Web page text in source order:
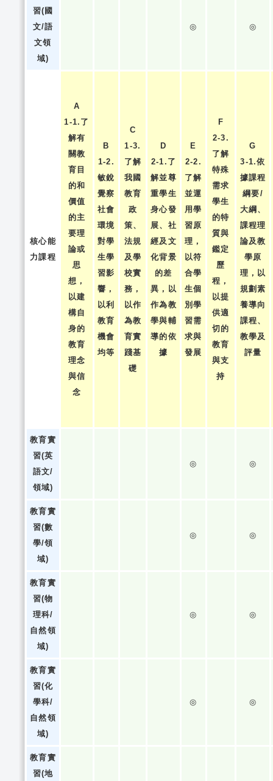
習(國
文/語
文領
域)
◎ ◎
核心能
力課程
A
1-1.了
解有
關教
育目
的和
價值
的主
要理
論或
思
想，
以建
構自
身的
教育
理念
與信
念
B
1-2.
敏銳
覺察
社會
環境
對學
生學
習影
響，
以利
教育
機會
均等
C
1-3.
了解
我國
教育
政
策、
法規
及學
校實
務，
以作
為教
育實
踐基
礎
D
2-1.了
解並尊
重學生
身心發
展、社
經及文
化背景
的差
異，以
作為教
學與輔
導的依
據
E
2-2.
了解
並運
用學
習原
理，
以符
合學
生個
別學
習需
求與
發展
F
2-3.
了解
特殊
需求
學生
的特
質與
鑑定
歷
程，
以提
供適
切的
教育
與支
持
G
3-1.依
據課程
綱要/
大綱、
課程理
論及教
學原
理，以
規劃素
養導向
課程、
教學及
評量
教育實
習(英
語文/
領域)
◎ ◎
教育實
習(數
學/領
域)
◎ ◎
教育實
習(物
理科/
自然領
域)
◎ ◎
教育實
習(化
學科/
自然領
域)
◎ ◎
教育實
習(地